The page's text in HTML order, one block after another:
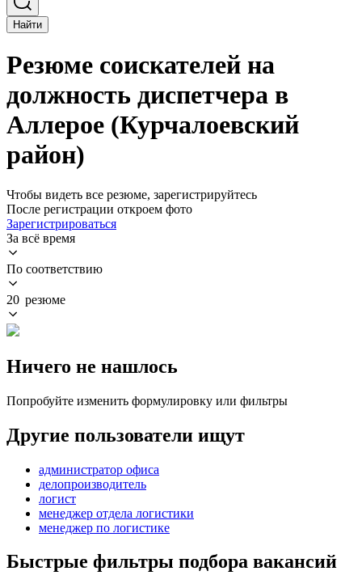
Найти
Резюме соискателей на
должность диспетчера в
Аллерое (Курчалоевский
район)
Чтобы видеть все резюме, зарегистрируйтесь
После регистрации откроем фото
Зарегистрироваться
За всё время
По соответствию
20 резюме
Ничего не нашлось
Попробуйте изменить формулировку или фильтры
Другие пользователи ищут
администратор офиса
делопроизводитель
логист
менеджер отдела логистики
менеджер по логистике
Быстрые фильтры подбора вакансий